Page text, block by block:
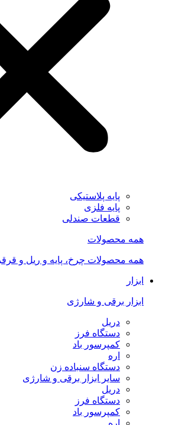
پایه پلاستیکی
پایه فلزی
قطعات صندلی
همه محصولات
همه محصولات چرخ، پایه و ریل و
ابزار
ابزار برقی و شارژی
دریل
دستگاه فرز
کمپرسور باد
اره
دستگاه سنباده زن
سایر ابزار برقی و شارژی
دریل
دستگاه فرز
کمپرسور باد
اره